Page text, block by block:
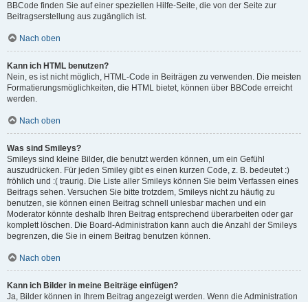
BBCode finden Sie auf einer speziellen Hilfe-Seite, die von der Seite zur
Beitragserstellung aus zugänglich ist.
Nach oben
Kann ich HTML benutzen?
Nein, es ist nicht möglich, HTML-Code in Beiträgen zu verwenden. Die meisten
Formatierungsmöglichkeiten, die HTML bietet, können über BBCode erreicht
werden.
Nach oben
Was sind Smileys?
Smileys sind kleine Bilder, die benutzt werden können, um ein Gefühl
auszudrücken. Für jeden Smiley gibt es einen kurzen Code, z. B. bedeutet :)
fröhlich und :( traurig. Die Liste aller Smileys können Sie beim Verfassen eines
Beitrags sehen. Versuchen Sie bitte trotzdem, Smileys nicht zu häufig zu
benutzen, sie können einen Beitrag schnell unlesbar machen und ein
Moderator könnte deshalb Ihren Beitrag entsprechend überarbeiten oder gar
komplett löschen. Die Board-Administration kann auch die Anzahl der Smileys
begrenzen, die Sie in einem Beitrag benutzen können.
Nach oben
Kann ich Bilder in meine Beiträge einfügen?
Ja, Bilder können in Ihrem Beitrag angezeigt werden. Wenn die Administration